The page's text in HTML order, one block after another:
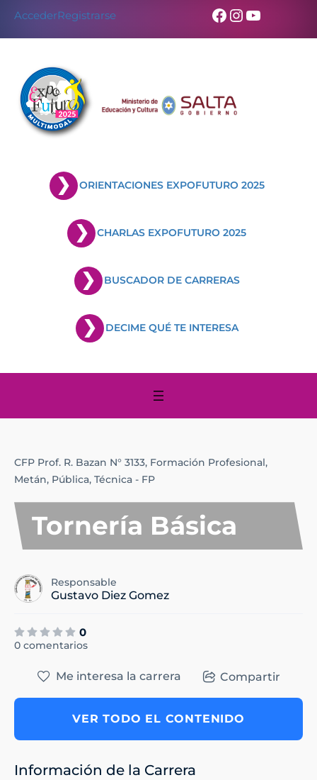
AccederRegistrarse Facebook
Instagram
YouTube
ORIENTACIONES EXPOFUTURO 2025
CHARLAS EXPOFUTURO 2025
BUSCADOR DE CARRERAS
DECIME QUÉ TE INTERESA
CFP Prof. R. Bazan N° 3133, Formación Profesional,
Metán, Pública, Técnica - FP
Tornería Básica
Responsable
Gustavo Diez Gomez
0
0 comentarios
Me interesa la carrera Compartir
VER TODO EL CONTENIDO
Información de la Carrera